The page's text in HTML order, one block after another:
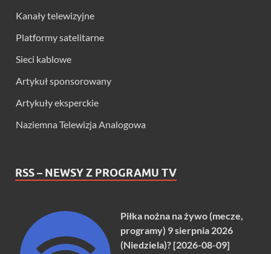
Kanały telewizyjne
Platformy satelitarne
Sieci kablowe
Artykuł sponsorowany
Artykuły eksperckie
Naziemna Telewizja Analogowa
RSS – NEWSY Z PROGRAMU TV
Piłka nożna na żywo (mecze,
programy) 9 sierpnia 2026
(Niedziela)? [2026-08-09]